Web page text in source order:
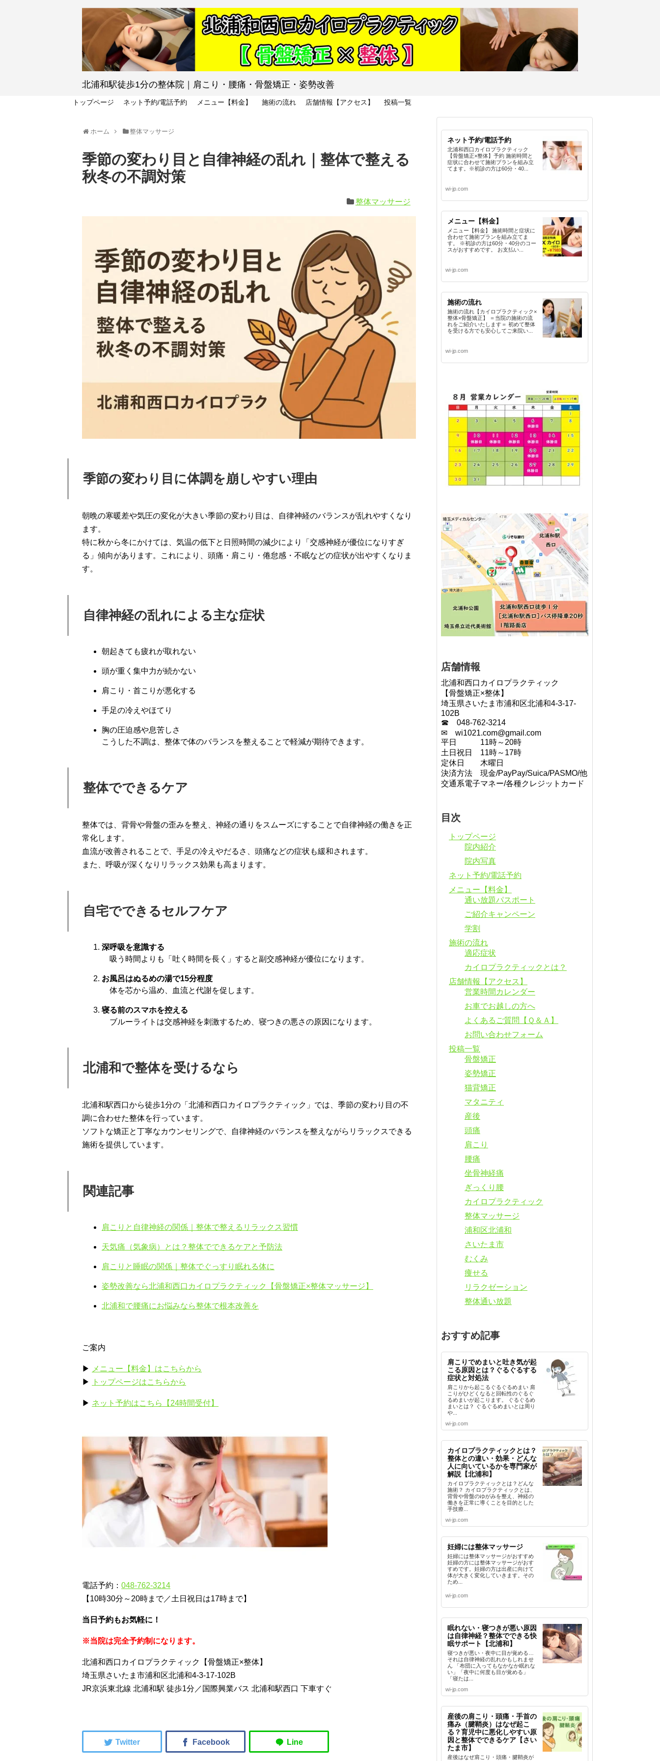
北浦和駅徒歩1分の整体院｜肩こり・腰痛・骨盤矯正・姿勢改善
トップページ ネット予約/電話予約 メニュー【料金】 施術の流れ 店舗情報【アクセス】 投稿一覧
ホーム 整体マッサージ
季節の変わり目と自律神経の乱れ｜整体で整える
秋冬の不調対策
整体マッサージ
季節の変わり目に体調を崩しやすい理由
朝晩の寒暖差や気圧の変化が大きい季節の変わり目は、自律神経のバランスが乱れやすくなり
ます。
特に秋から冬にかけては、気温の低下と日照時間の減少により「交感神経が優位になりすぎ
る」傾向があります。これにより、頭痛・肩こり・倦怠感・不眠などの症状が出やすくなりま
す。
自律神経の乱れによる主な症状
朝起きても疲れが取れない
頭が重く集中力が続かない
肩こり・首こりが悪化する
手足の冷えやほてり
胸の圧迫感や息苦しさ
こうした不調は、整体で体のバランスを整えることで軽減が期待できます。
整体でできるケア
整体では、背骨や骨盤の歪みを整え、神経の通りをスムーズにすることで自律神経の働きを正
常化します。
血流が改善されることで、手足の冷えやだるさ、頭痛などの症状も緩和されます。
また、呼吸が深くなりリラックス効果も高まります。
自宅でできるセルフケア
深呼吸を意識する
吸う時間よりも「吐く時間を長く」すると副交感神経が優位になります。
お風呂はぬるめの湯で15分程度
体を芯から温め、血流と代謝を促します。
寝る前のスマホを控える
ブルーライトは交感神経を刺激するため、寝つきの悪さの原因になります。
北浦和で整体を受けるなら
北浦和駅西口から徒歩1分の「北浦和西口カイロプラクティック」では、季節の変わり目の不
調に合わせた整体を行っています。
ソフトな矯正と丁寧なカウンセリングで、自律神経のバランスを整えながらリラックスできる
施術を提供しています。
関連記事
肩こりと自律神経の関係｜整体で整えるリラックス習慣
天気痛（気象病）とは？整体でできるケアと予防法
肩こりと睡眠の関係｜整体でぐっすり眠れる体に
姿勢改善なら北浦和西口カイロプラクティック【骨盤矯正×整体マッサージ】
北浦和で腰痛にお悩みなら整体で根本改善を
ご案内
▶
メニュー【料金】はこちらから
▶
トップページはこちらから
▶ ネット予約はこちら【24時間受付】
電話予約： 048-762-3214
【10時30分～20時まで／土日祝日は17時まで】
当日予約もお気軽に！
※当院は完全予約制になります。
北浦和西口カイロプラクティック【骨盤矯正×整体】
埼玉県さいたま市浦和区北浦和4-3-17-102B
JR京浜東北線 北浦和駅 徒歩1分／国際興業バス 北浦和駅西口 下車すぐ
ネット予約/電話予約
北浦和西口カイロプラクティック
【骨盤矯正×整体】予約 施術時間と
症状に合わせて施術プランを組み立
てます。※初診の方は60分・40...
wi-jp.com
メニュー【料金】
メニュー【料金】 施術時間と症状に
合わせて施術プランを組み立てま
す。 ※初診の方は60分・40分のコー
スがおすすめです。 お支払い...
wi-jp.com
施術の流れ
施術の流れ【カイロプラクティック×
整体×骨盤矯正】 ＝当院の施術の流
れをご紹介いたします＝ 初めて整体
を受ける方でも安心してご来院い...
wi-jp.com
店舗情報
北浦和西口カイロプラクティック
【骨盤矯正×整体】
埼玉県さいたま市浦和区北浦和4-3-17-
102B
☎ 048-762-3214
✉ wi1021.com@gmail.com
平日 11時～20時
土日祝日 11時～17時
定休日 木曜日
決済方法 現金/PayPay/Suica/PASMO/他
交通系電子マネー/各種クレジットカード
目次
トップページ
院内紹介
院内写真
ネット予約/電話予約
メニュー【料金】
通い放題パスポート
ご紹介キャンペーン
学割
施術の流れ
適応症状
カイロプラクティックとは？
店舗情報【アクセス】
営業時間カレンダー
お車でお越しの方へ
よくあるご質問【Ｑ＆Ａ】
お問い合わせフォーム
投稿一覧
骨盤矯正
姿勢矯正
猫背矯正
マタニティ
産後
頭痛
肩こり
腰痛
坐骨神経痛
ぎっくり腰
カイロプラクティック
整体マッサージ
浦和区北浦和
さいたま市
むくみ
痩せる
リラクゼーション
整体通い放題
おすすめ記事
肩こりでめまいと吐き気が起
こる原因とは？ぐるぐるする
症状と対処法
肩こりから起こるぐるぐるめまい 肩
こりがひどくなると回転性のぐるぐ
るめまいが起こります。 ぐるぐるめ
まいとは？ ぐるぐるめまいとは周り
や...
wi-jp.com
カイロプラクティックとは？
整体との違い・効果・どんな
人に向いているかを専門家が
解説【北浦和】
カイロプラクティックとは？どんな
施術？ カイロプラクティックとは、
背骨や骨盤のゆがみを整え、神経の
働きを正常に導くことを目的とした
手技療...
wi-jp.com
妊婦には整体マッサージ
妊婦には整体マッサージがおすすめ
妊婦の方には整体マッサージがおす
すめです。妊婦の方は出産に向けて
体が大きく変化していきます。その
ため...
wi-jp.com
眠れない・寝つきが悪い原因
は自律神経？整体でできる快
眠サポート【北浦和】
寝つきが悪い・夜中に目が覚める…
それは自律神経の乱れかもしれませ
ん 「布団に入ってもなかなか眠れな
い」「夜中に何度も目が覚める」
「寝たは...
wi-jp.com
産後の肩こり・頭痛・手首の
痛み（腱鞘炎）はなぜ起こ
る？育児中に悪化しやすい原
因と整体でできるケア【さい
たま市】
産後はなぜ肩こり・頭痛・腱鞘炎が